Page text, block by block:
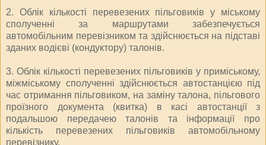
2. Облік кількості перевезених пільговиків у міському
сполученні за маршрутами забезпечується
автомобільним перевізником та здійснюється на підставі
зданих водієві (кондуктору) талонів.
3. Облік кількості перевезених пільговиків у приміському,
міжміському сполученні здійснюється автостанцією під
час отримання пільговиком, на заміну талона, пільгового
проїзного документа (квитка) в касі автостанції з
подальшою передачею талонів та інформації про
кількість перевезених пільговиків автомобільному
перевізнику.